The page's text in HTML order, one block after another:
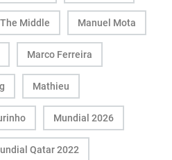
Middle Manuel Mota
Marco Ferreira
Mathieu
Mundial 2026
Qatar 2022